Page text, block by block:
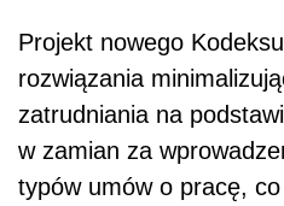
Projekt nowego
rozwiązania
zatrudniania na
w zamian za
typów umów o pracę,